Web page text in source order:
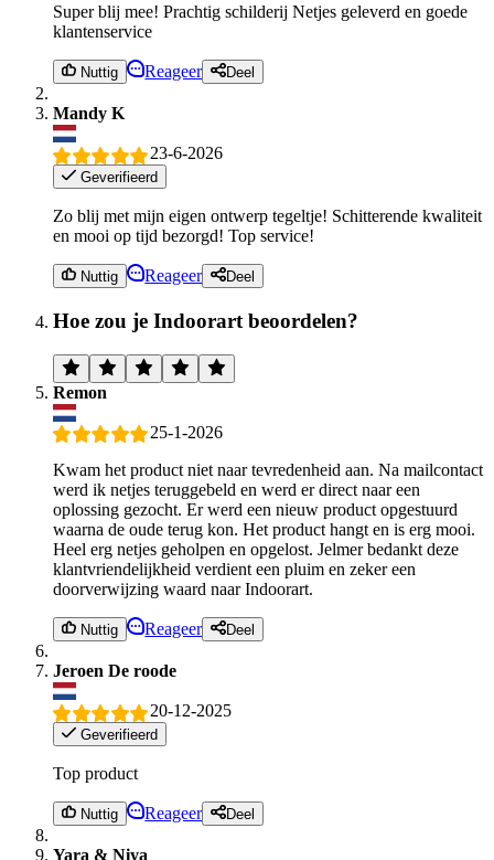
Super blij mee! Prachtig schilderij Netjes geleverd en goede
klantenservice
Nuttig Reageer Deel
Mandy K
23-6-2026
Geverifieerd
Zo blij met mijn eigen ontwerp tegeltje! Schitterende kwaliteit
en mooi op tijd bezorgd! Top service!
Nuttig Reageer Deel
Hoe zou je Indoorart beoordelen?
Remon
25-1-2026
Kwam het product niet naar tevredenheid aan. Na mailcontact
werd ik netjes teruggebeld en werd er direct naar een
oplossing gezocht. Er werd een nieuw product opgestuurd
waarna de oude terug kon. Het product hangt en is erg mooi.
Heel erg netjes geholpen en opgelost. Jelmer bedankt deze
klantvriendelijkheid verdient een pluim en zeker een
doorverwijzing waard naar Indoorart.
Nuttig Reageer Deel
Jeroen De roode
20-12-2025
Geverifieerd
Top product
Nuttig Reageer Deel
Yara & Niya